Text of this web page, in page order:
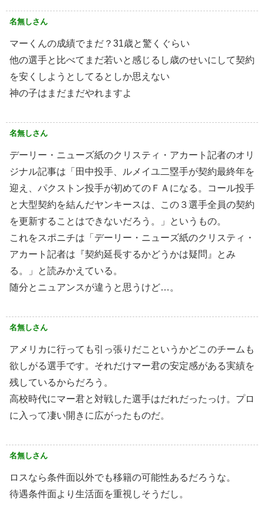
名無しさん
マーくんの成績でまだ？31歳と驚くぐらい
他の選手と比べてまだ若いと感じるし歳のせいにして契約
を安くしようとしてるとしか思えない
神の子はまだまだやれますよ
名無しさん
デーリー・ニューズ紙のクリスティ・アカート記者のオリ
ジナル記事は「田中投手、ルメイユ二塁手が契約最終年を
迎え、パクストン投手が初めてのＦＡになる。コール投手
と大型契約を結んだヤンキースは、この３選手全員の契約
を更新することはできないだろう。」というもの。
これをスポニチは「デーリー・ニューズ紙のクリスティ・
アカート記者は『契約延長するかどうかは疑問』とみ
る。」と読みかえている。
随分とニュアンスが違うと思うけど…。
名無しさん
アメリカに行っても引っ張りだこというかどこのチームも
欲しがる選手です。それだけマー君の安定感がある実績を
残しているからだろう。
高校時代にマー君と対戦した選手はだれだったっけ。プロ
に入って凄い開きに広がったものだ。
名無しさん
ロスなら条件面以外でも移籍の可能性あるだろうな。
待遇条件面より生活面を重視しそうだし。